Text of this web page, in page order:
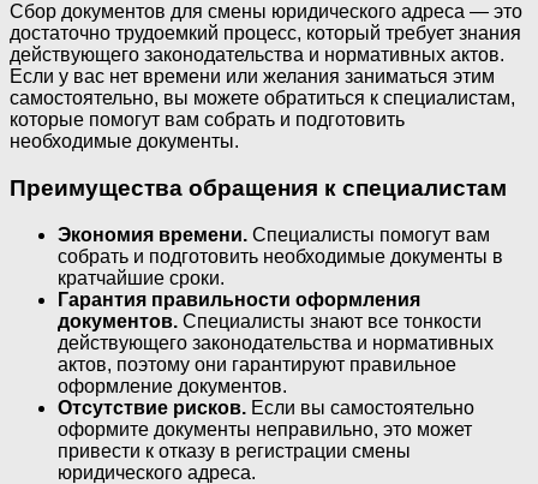
Сбор документов для смены юридического адреса — это
достаточно трудоемкий процесс, который требует знания
действующего законодательства и нормативных актов.
Если у вас нет времени или желания заниматься этим
самостоятельно, вы можете обратиться к специалистам,
которые помогут вам собрать и подготовить
необходимые документы.
Преимущества обращения к специалистам
Экономия времени. Специалисты помогут вам
собрать и подготовить необходимые документы в
кратчайшие сроки.
Гарантия правильности оформления
документов. Специалисты знают все тонкости
действующего законодательства и нормативных
актов, поэтому они гарантируют правильное
оформление документов.
Отсутствие рисков. Если вы самостоятельно
оформите документы неправильно, это может
привести к отказу в регистрации смены
юридического адреса.